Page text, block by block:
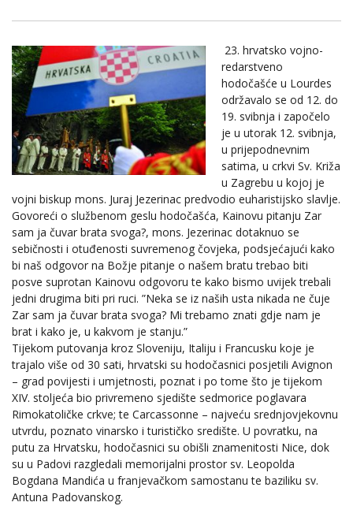
23. hrvatsko vojno-
redarstveno
hodočašće u Lourdes
održavalo se od 12. do
19. svibnja i započelo
je u utorak 12. svibnja,
u prijepodnevnim
satima, u crkvi Sv. Križa
u Zagrebu u kojoj je
vojni biskup mons. Juraj Jezerinac predvodio euharistijsko slavlje.
Govoreći o službenom geslu hodočašća, Kainovu pitanju Zar
sam ja čuvar brata svoga?, mons. Jezerinac dotaknuo se
sebičnosti i otuđenosti suvremenog čovjeka, podsjećajući kako
bi naš odgovor na Božje pitanje o našem bratu trebao biti
posve suprotan Kainovu odgovoru te kako bismo uvijek trebali
jedni drugima biti pri ruci. ”Neka se iz naših usta nikada ne čuje
Zar sam ja čuvar brata svoga? Mi trebamo znati gdje nam je
brat i kako je, u kakvom je stanju.”
Tijekom putovanja kroz Sloveniju, Italiju i Francusku koje je
trajalo više od 30 sati, hrvatski su hodočasnici posjetili Avignon
– grad povijesti i umjetnosti, poznat i po tome što je tijekom
XIV. stoljeća bio privremeno sjedište sedmorice poglavara
Rimokatoličke crkve; te Carcassonne – najveću srednjovjekovnu
utvrdu, poznato vinarsko i turističko središte. U povratku, na
putu za Hrvatsku, hodočasnici su obišli znamenitosti Nice, dok
su u Padovi razgledali memorijalni prostor sv. Leopolda
Bogdana Mandića u franjevačkom samostanu te baziliku sv.
Antuna Padovanskog.